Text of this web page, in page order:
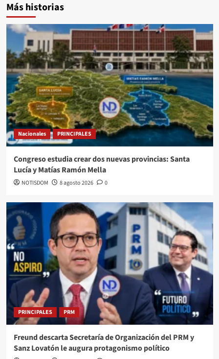
Más historias
Nacionales PRINCIPALES
Congreso estudia crear dos nuevas provincias: Santa
Lucía y Matías Ramón Mella
NOTISDOM 8 agosto 2026 0
PRINCIPALES PRM
Freund descarta Secretaría de Organización del PRM y
Sanz Lovatón le augura protagonismo político